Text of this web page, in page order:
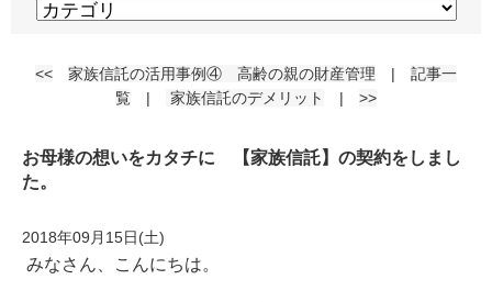
<< 家族信託の活用事例④ 高齢の親の財産管理 | 記事一
覧 | 家族信託のデメリット | >>
お母様の想いをカタチに 【家族信託】の契約をしまし
た。
2018年09月15日(土)
みなさん、こんにちは。